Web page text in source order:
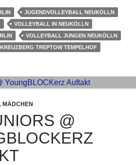
JUGENDVOLLEYBALL NEUKÖLLN
VOLLEYBALL IN NEUKÖLLN
VOLLEYBALL JUNGEN NEUKÖLLN
TREPTOW TEMPELHOF
, MÄDCHEN
@